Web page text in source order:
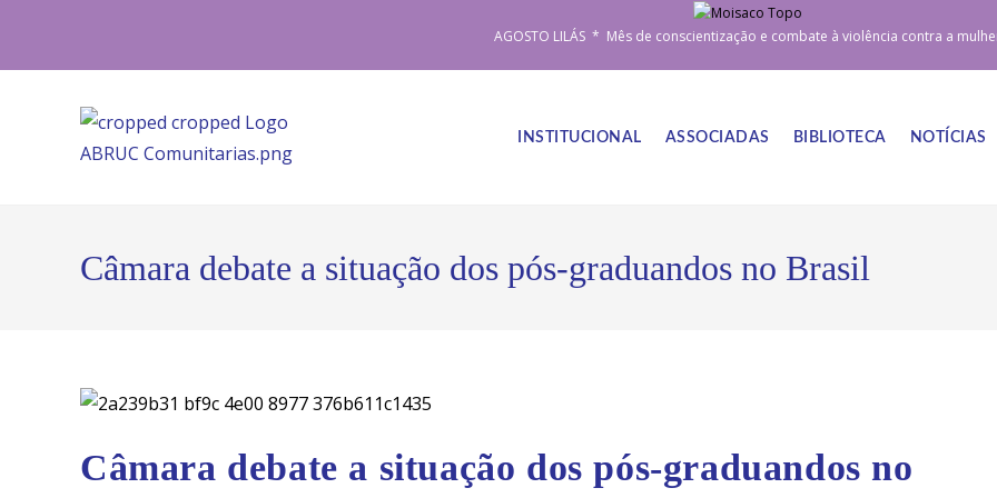
o
AGOSTO LILÁS * Mês de conscientização e combate à violência contra a
INSTITUCIONAL ASSOCIADAS BIBLIOTECA NOTÍCIAS
Câmara debate a situação dos pós-graduandos no Brasil
Câmara debate a situação dos pós-graduandos no